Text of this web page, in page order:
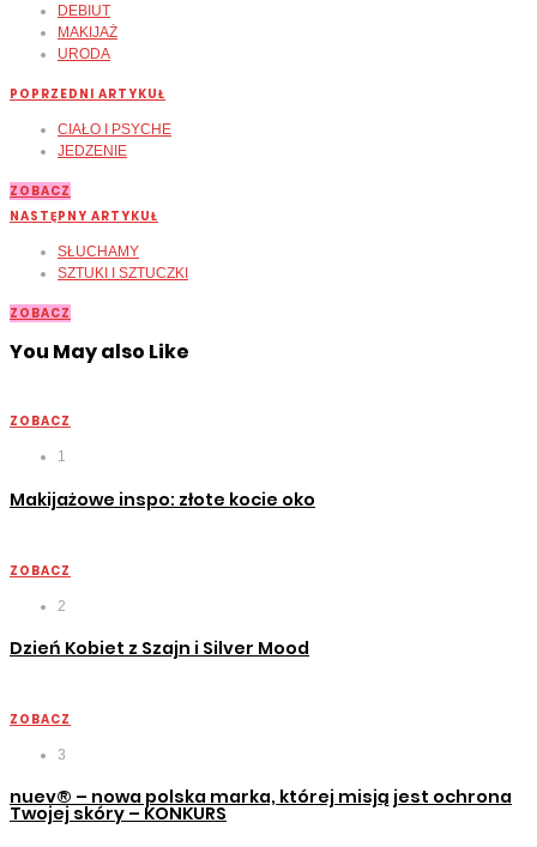
DEBIUT
MAKIJAŻ
URODA
POPRZEDNI ARTYKUŁ
CIAŁO I PSYCHE
JEDZENIE
ZOBACZ
NASTĘPNY ARTYKUŁ
SŁUCHAMY
SZTUKI I SZTUCZKI
ZOBACZ
You May also Like
ZOBACZ
1
Makijażowe inspo: złote kocie oko
ZOBACZ
2
Dzień Kobiet z Szajn i Silver Mood
ZOBACZ
3
nuev® – nowa polska marka, której misją jest ochrona
Twojej skóry – KONKURS